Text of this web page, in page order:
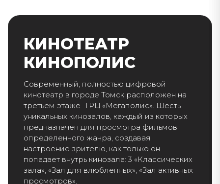
КИНОТЕАТР
КИНОПОЛИС
Современный, полностью цифровой
кинотеатр в городе Томск расположен на
третьем этаже ТРЦ «Мегаполис». Шесть
уникальных кинозалов, каждый из которых
предназначен для просмотра фильмов
определенного жанра, создавая
настроение зрителю, как только он
попадает внутрь кинозала: 3 «Классических
зала», «Зал для влюбленных», «Зал активных
просмотров».